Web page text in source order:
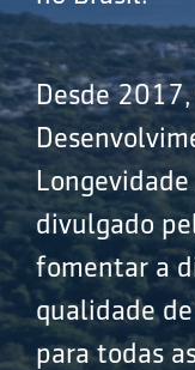
Desde
divulgado
fomentar a
qualidade
para todas